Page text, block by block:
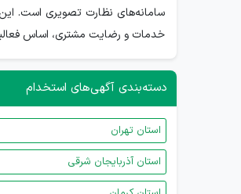
خدمات و رضایت مشتری، اساس فعالیت
دسته‌بندی آگهی‌های استخدام
استان تهران
استان آذربایجان شرقی